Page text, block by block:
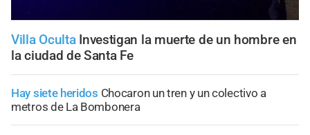
Villa Oculta Investigan la muerte de un hombre en
la ciudad de Santa Fe
Hay siete heridos Chocaron un tren y un colectivo a
metros de La Bombonera